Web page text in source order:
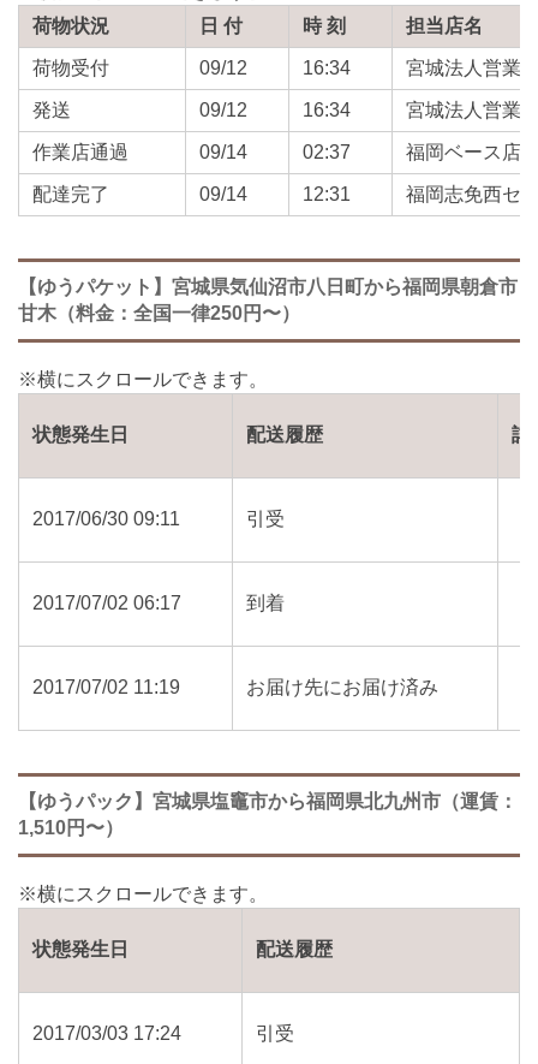
荷物状況 日 付 時 刻 担当店名
荷物受付 09/12 16:34 宮城法人営業
発送 09/12 16:34 宮城法人営業
作業店通過 09/14 02:37 福岡ベース店
配達完了 09/14 12:31 福岡志免西セ
【ゆうパケット】宮城県気仙沼市八日町から福岡県朝倉市
甘木（料金：全国一律250円〜）
状態発生日 配送履歴 詳
2017/06/30 09:11 引受
2017/07/02 06:17 到着
2017/07/02 11:19 お届け先にお届け済み
【ゆうパック】宮城県塩竈市から福岡県北九州市（運賃：
1,510円〜）
状態発生日 配送履歴
2017/03/03 17:24 引受